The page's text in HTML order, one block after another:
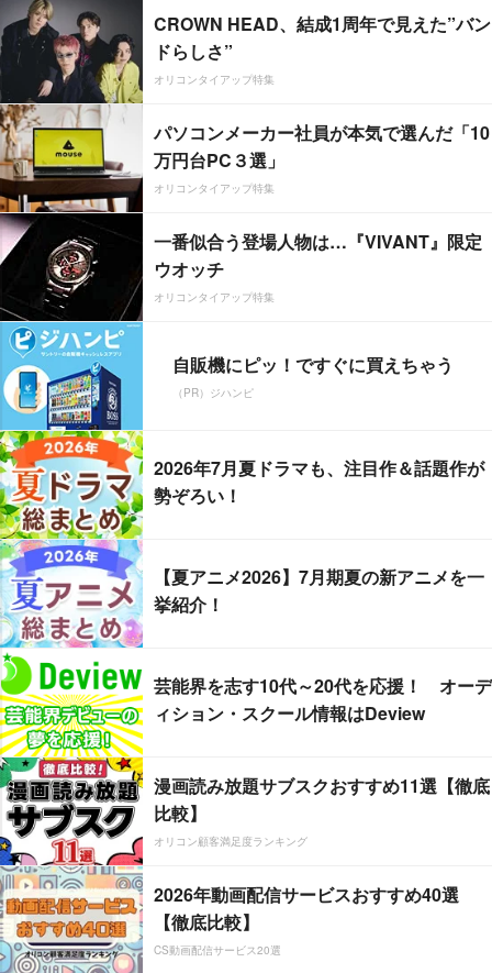
CROWN HEAD、結成1周年で見えた”バン
ドらしさ”
オリコンタイアップ特集
パソコンメーカー社員が本気で選んだ「10
万円台PC３選」
オリコンタイアップ特集
一番似合う登場人物は…『VIVANT』限定
ウオッチ
オリコンタイアップ特集
自販機にピッ！ですぐに買えちゃう
（PR）ジハンピ
2026年7月夏ドラマも、注目作＆話題作が
勢ぞろい！
【夏アニメ2026】7月期夏の新アニメを一
挙紹介！
芸能界を志す10代～20代を応援！ オーデ
ィション・スクール情報はDeview
漫画読み放題サブスクおすすめ11選【徹底
比較】
オリコン顧客満足度ランキング
2026年動画配信サービスおすすめ40選
【徹底比較】
CS動画配信サービス20選